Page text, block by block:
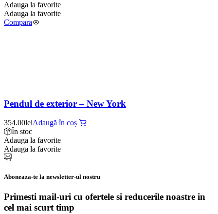
Adauga la favorite
Adauga la favorite
Compara
Pendul de exterior – New York
354.00leiAdaugă în coș
În stoc
Adauga la favorite
Adauga la favorite
Aboneaza-te la newsletter-ul nostru
Primesti mail-uri cu ofertele si reducerile noastre in
cel mai scurt timp